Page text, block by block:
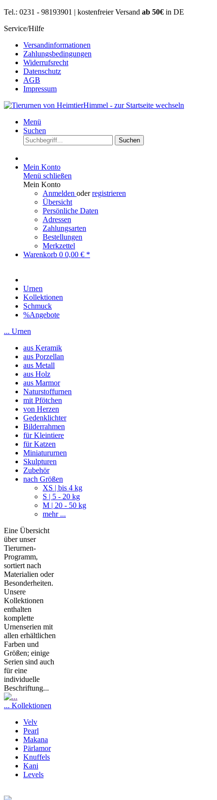
Tel.: 0231 - 98193901 | kostenfreier Versand ab 50€ in DE
Service/Hilfe
Versandinformationen
Zahlungsbedingungen
Widerrufsrecht
Datenschutz
AGB
Impressum
Menü
Suchen
Suchen
Mein Konto
Menü schließen
Mein Konto
Anmelden oderregistrieren
Übersicht
Persönliche Daten
Adressen
Zahlungsarten
Bestellungen
Merkzettel
Warenkorb 0 0,00 € *
Urnen
Kollektionen
Schmuck
%Angebote
... Urnen
aus Keramik
aus Porzellan
aus Metall
aus Holz
aus Marmor
Naturstoffurnen
mit Pfötchen
von Herzen
Gedenklichter
Bilderrahmen
für Kleintiere
für Katzen
Miniatururnen
Skulpturen
Zubehör
nach Größen
XS | bis 4 kg
S | 5 - 20 kg
M | 20 - 50 kg
mehr ...
Eine Übersicht
über unser
Tierurnen-
Programm,
sortiert nach
Materialien oder
Besonderheiten.
Unsere
Kollektionen
enthalten
komplette
Urnenserien mit
allen erhältlichen
Farben und
Größen; einige
Serien sind auch
für eine
individuelle
Beschriftung...
... Kollektionen
Velv
Pearl
Makana
Pärlamor
Knuffels
Kani
Levels